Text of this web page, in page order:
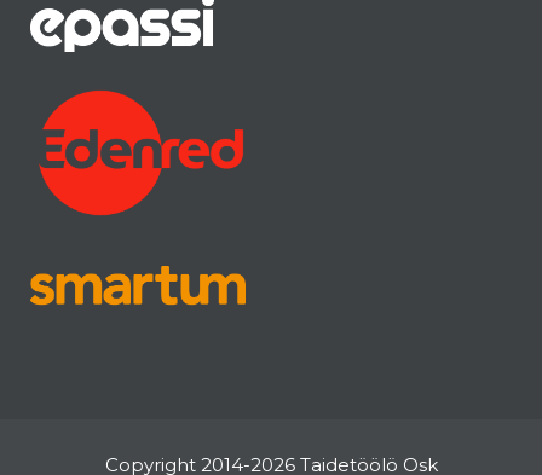
Copyright 2014-2026 Taidetöölö Osk